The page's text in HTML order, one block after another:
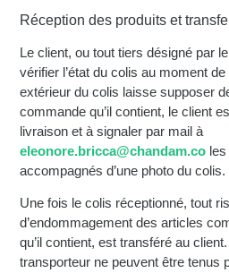
Réception des produits et
Le client, ou tout tiers désigné par
vérifier l’état du colis au moment de
extérieur du colis laisse supposer
commande qu’il contient, le client
livraison et à signaler par mail à
eleonore.bricca@chandam.co
accompagnés d’une photo du colis.
Une fois le colis réceptionné, tout
d’endommagement des articles
qu’il contient, est transféré au
transporteur ne peuvent être tenus